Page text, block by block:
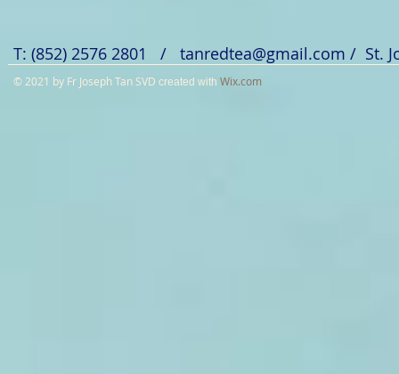
T: (852) 2576 2801 / tanredtea@gmail.com / St.
© 2021 by Fr Joseph Tan SVD created with Wix.com